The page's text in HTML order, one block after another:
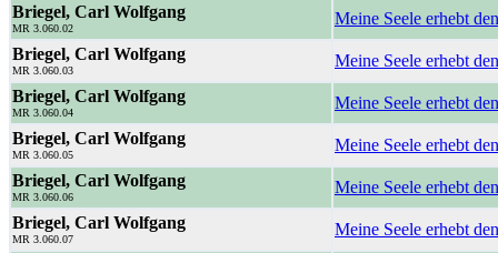
Briegel, Carl Wolfgang
MR 3.060.02
Meine Seele erhebt
Briegel, Carl Wolfgang
MR 3.060.03
Meine Seele erhebt
Briegel, Carl Wolfgang
MR 3.060.04
Meine Seele erhebt
Briegel, Carl Wolfgang
MR 3.060.05
Meine Seele erhebt
Briegel, Carl Wolfgang
MR 3.060.06
Meine Seele erhebt
Briegel, Carl Wolfgang
MR 3.060.07
Meine Seele erhebt